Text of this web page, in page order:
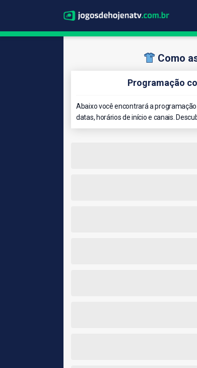
Como
Programação
Abaixo você encontrará a
datas, horários de início e canais.